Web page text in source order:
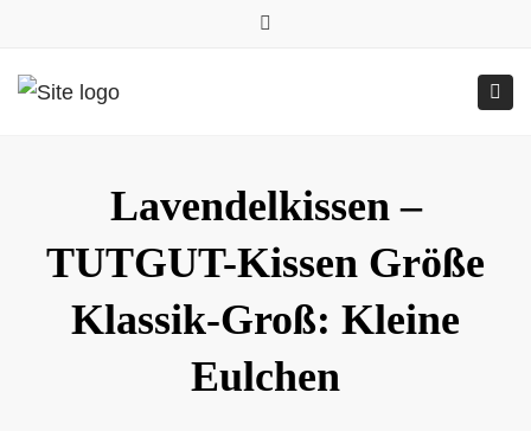
0157.77545786
Submit
Lavendelkissen –
TUTGUT-Kissen Größe
Klassik-Groß: Kleine
Eulchen